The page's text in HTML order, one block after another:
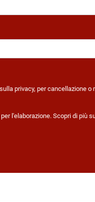
privacy, per cancellazione o
l'elaborazione. Scopri di più